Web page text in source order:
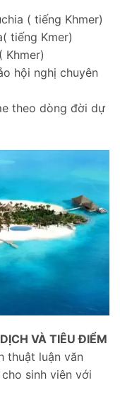
( tiếng Khmer)
tiếng Kmer)
Khmer)
hội nghị chuyên
theo dòng đời dự
VÀ TIÊU ĐIỂM
thuật luận văn
cho sinh viên với